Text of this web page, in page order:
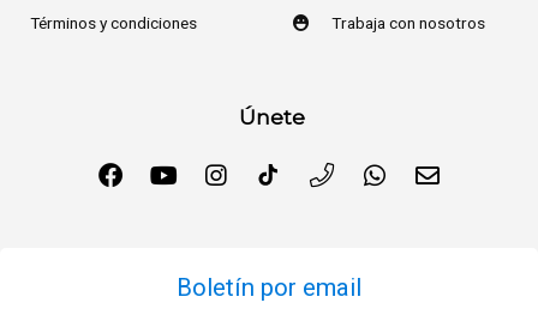
Términos y condiciones
Trabaja con nosotros
Únete
Boletín por email